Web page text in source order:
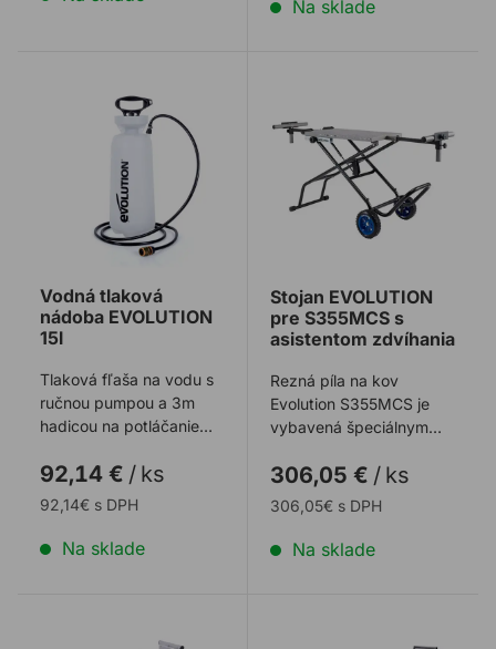
Na sklade
Vodná tlaková
nádoba EVOLUTION
15l
Tlaková fľaša na vodu s
ručnou pumpou a 3m
hadicou na potláčanie
prenosný zdroj vody ...
92,14 € / ks
92,14€ s DPH
Na sklade
Stojan EVOLUTION
pre S355MCS s
asistentom zdvíhania
Rezná píla na kov
Evolution S355MCS je
vybavená špeciálnym
kolieskach s funkciou
Power ...
306,05 € / ks
306,05€ s DPH
Na sklade